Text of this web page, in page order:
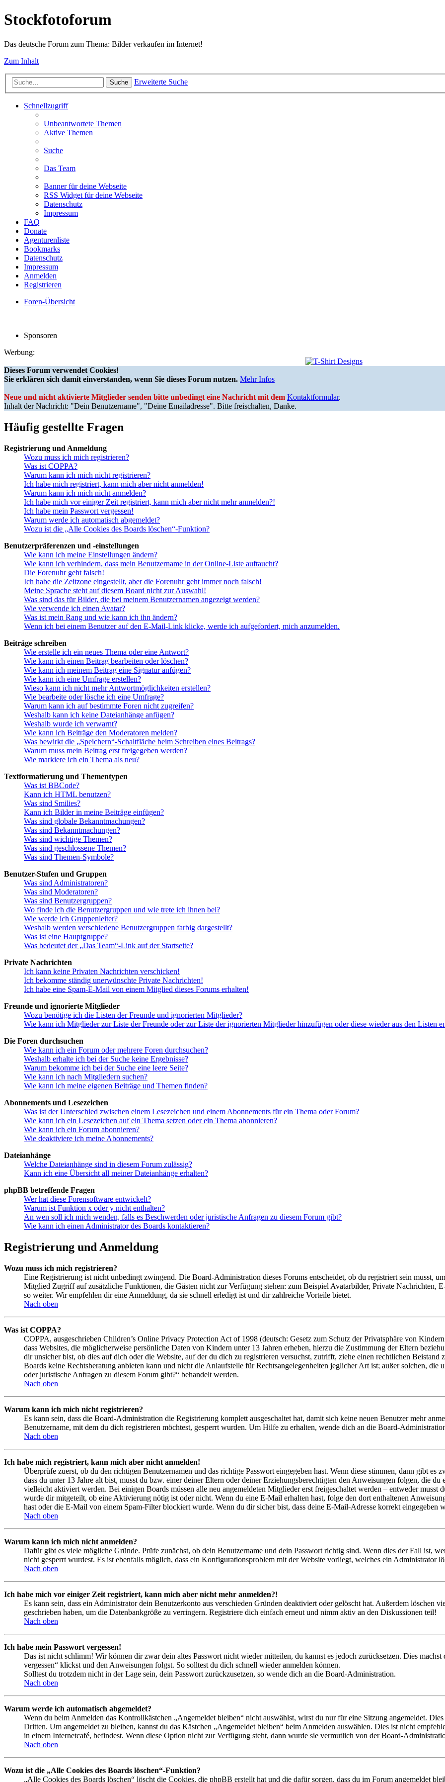
Stockfotoforum
Das deutsche Forum zum Thema: Bilder verkaufen im Internet!
Zum Inhalt
Suche Erweiterte Suche
Schnellzugriff
Unbeantwortete Themen
Aktive Themen
Suche
Das Team
Banner für deine Webseite
RSS Widget für deine Webseite
Datenschutz
Impressum
FAQ
Donate
Agenturenliste
Bookmarks
Datenschutz
Impressum
Anmelden
Registrieren
Foren-Übersicht
Sponsoren
Werbung:
Dieses Forum verwendet Cookies!
Sie erklären sich damit einverstanden, wenn Sie dieses Forum nutzen. Mehr Infos
Neue und nicht aktivierte Mitglieder senden bitte unbedingt eine Nachricht mit dem Kontaktformular.
Inhalt der Nachricht: "Dein Benutzername", "Deine Emailadresse". Bitte freischalten, Danke.
Häufig gestellte Fragen
Registrierung und Anmeldung
Wozu muss ich mich registrieren?
Was ist COPPA?
Warum kann ich mich nicht registrieren?
Ich habe mich registriert, kann mich aber nicht anmelden!
Warum kann ich mich nicht anmelden?
Ich habe mich vor einiger Zeit registriert, kann mich aber nicht mehr anmelden?!
Ich habe mein Passwort vergessen!
Warum werde ich automatisch abgemeldet?
Wozu ist die „Alle Cookies des Boards löschen“-Funktion?
Benutzerpräferenzen und -einstellungen
Wie kann ich meine Einstellungen ändern?
Wie kann ich verhindern, dass mein Benutzername in der Online-Liste auftaucht?
Die Forenuhr geht falsch!
Ich habe die Zeitzone eingestellt, aber die Forenuhr geht immer noch falsch!
Meine Sprache steht auf diesem Board nicht zur Auswahl!
Was sind das für Bilder, die bei meinem Benutzernamen angezeigt werden?
Wie verwende ich einen Avatar?
Was ist mein Rang und wie kann ich ihn ändern?
Wenn ich bei einem Benutzer auf den E-Mail-Link klicke, werde ich aufgefordert, mich anzumelden.
Beiträge schreiben
Wie erstelle ich ein neues Thema oder eine Antwort?
Wie kann ich einen Beitrag bearbeiten oder löschen?
Wie kann ich meinem Beitrag eine Signatur anfügen?
Wie kann ich eine Umfrage erstellen?
Wieso kann ich nicht mehr Antwortmöglichkeiten erstellen?
Wie bearbeite oder lösche ich eine Umfrage?
Warum kann ich auf bestimmte Foren nicht zugreifen?
Weshalb kann ich keine Dateianhänge anfügen?
Weshalb wurde ich verwarnt?
Wie kann ich Beiträge den Moderatoren melden?
Was bewirkt die „Speichern“-Schaltfläche beim Schreiben eines Beitrags?
Warum muss mein Beitrag erst freigegeben werden?
Wie markiere ich ein Thema als neu?
Textformatierung und Thementypen
Was ist BBCode?
Kann ich HTML benutzen?
Was sind Smilies?
Kann ich Bilder in meine Beiträge einfügen?
Was sind globale Bekanntmachungen?
Was sind Bekanntmachungen?
Was sind wichtige Themen?
Was sind geschlossene Themen?
Was sind Themen-Symbole?
Benutzer-Stufen und Gruppen
Was sind Administratoren?
Was sind Moderatoren?
Was sind Benutzergruppen?
Wo finde ich die Benutzergruppen und wie trete ich ihnen bei?
Wie werde ich Gruppenleiter?
Weshalb werden verschiedene Benutzergruppen farbig dargestellt?
Was ist eine Hauptgruppe?
Was bedeutet der „Das Team“-Link auf der Startseite?
Private Nachrichten
Ich kann keine Privaten Nachrichten verschicken!
Ich bekomme ständig unerwünschte Private Nachrichten!
Ich habe eine Spam-E-Mail von einem Mitglied dieses Forums erhalten!
Freunde und ignorierte Mitglieder
Wozu benötige ich die Listen der Freunde und ignorierten Mitglieder?
Wie kann ich Mitglieder zur Liste der Freunde oder zur Liste der ignorierten Mitglieder hinzufügen oder diese wieder aus den Listen
Die Foren durchsuchen
Wie kann ich ein Forum oder mehrere Foren durchsuchen?
Weshalb erhalte ich bei der Suche keine Ergebnisse?
Warum bekomme ich bei der Suche eine leere Seite?
Wie kann ich nach Mitgliedern suchen?
Wie kann ich meine eigenen Beiträge und Themen finden?
Abonnements und Lesezeichen
Was ist der Unterschied zwischen einem Lesezeichen und einem Abonnements für ein Thema oder Forum?
Wie kann ich ein Lesezeichen auf ein Thema setzen oder ein Thema abonnieren?
Wie kann ich ein Forum abonnieren?
Wie deaktiviere ich meine Abonnements?
Dateianhänge
Welche Dateianhänge sind in diesem Forum zulässig?
Kann ich eine Übersicht all meiner Dateianhänge erhalten?
phpBB betreffende Fragen
Wer hat diese Forensoftware entwickelt?
Warum ist Funktion x oder y nicht enthalten?
An wen soll ich mich wenden, falls es Beschwerden oder juristische Anfragen zu diesem Forum gibt?
Wie kann ich einen Administrator des Boards kontaktieren?
Registrierung und Anmeldung
Wozu muss ich mich registrieren?
Eine Registrierung ist nicht unbedingt zwingend. Die Board-Administration dieses Forums entscheidet, ob du registriert sein musst,
Mitglied Zugriff auf zusätzliche Funktionen, die Gästen nicht zur Verfügung stehen: zum Beispiel Avatarbilder, Private Nachrichten,
so weiter. Wir empfehlen dir eine Anmeldung, da sie schnell erledigt ist und dir zahlreiche Vorteile bietet.
Nach oben
Was ist COPPA?
COPPA, ausgeschrieben Children’s Online Privacy Protection Act of 1998 (deutsch: Gesetz zum Schutz der Privatsphäre von
dass Websites, die möglicherweise persönliche Daten von Kindern unter 13 Jahren erheben, hierzu die Zustimmung der Eltern
dir unsicher bist, ob dies auf dich oder die Website, auf der du dich zu registrieren versuchst, zutrifft, ziehe einen rechtlichen
Boards keine Rechtsberatung anbieten kann und nicht die Anlaufstelle für Rechtsangelegenheiten jeglicher Art ist; außer solchen,
oder juristische Anfragen zu diesem Forum gibt?“ behandelt werden.
Nach oben
Warum kann ich mich nicht registrieren?
Es kann sein, dass die Board-Administration die Registrierung komplett ausgeschaltet hat, damit sich keine neuen Benutzer mehr
Benutzername, mit dem du dich registrieren möchtest, gesperrt wurden. Um Hilfe zu erhalten, wende dich an die Board-
Nach oben
Ich habe mich registriert, kann mich aber nicht anmelden!
Überprüfe zuerst, ob du den richtigen Benutzernamen und das richtige Passwort eingegeben hast. Wenn diese stimmen, dann gibt es
dass du unter 13 Jahre alt bist, musst du bzw. einer deiner Eltern oder deiner Erziehungsberechtigten den Anweisungen folgen, die
vielleicht aktiviert werden. Bei einigen Boards müssen alle neu angemeldeten Mitglieder erst freigeschaltet werden – entweder musst
wurde dir mitgeteilt, ob eine Aktivierung nötig ist oder nicht. Wenn du eine E-Mail erhalten hast, folge den dort enthaltenen
hast oder die E-Mail von einem Spam-Filter blockiert wurde. Wenn du dir sicher bist, dass deine E-Mail-Adresse korrekt eingegeben
Nach oben
Warum kann ich mich nicht anmelden?
Dafür gibt es viele mögliche Gründe. Prüfe zunächst, ob dein Benutzername und dein Passwort richtig sind. Wenn dies der Fall ist,
nicht gesperrt wurdest. Es ist ebenfalls möglich, dass ein Konfigurationsproblem mit der Website vorliegt, welches ein Administrator
Nach oben
Ich habe mich vor einiger Zeit registriert, kann mich aber nicht mehr anmelden?!
Es kann sein, dass ein Administrator dein Benutzerkonto aus verschieden Gründen deaktiviert oder gelöscht hat. Außerdem löschen
geschrieben haben, um die Datenbankgröße zu verringern. Registriere dich einfach erneut und nimm aktiv an den Diskussionen teil!
Nach oben
Ich habe mein Passwort vergessen!
Das ist nicht schlimm! Wir können dir zwar dein altes Passwort nicht wieder mitteilen, du kannst es jedoch zurücksetzen. Dies
vergessen“ klickst und den Anweisungen folgst. So solltest du dich schnell wieder anmelden können.
Solltest du trotzdem nicht in der Lage sein, dein Passwort zurückzusetzen, so wende dich an die Board-Administration.
Nach oben
Warum werde ich automatisch abgemeldet?
Wenn du beim Anmelden das Kontrollkästchen „Angemeldet bleiben“ nicht auswählst, wirst du nur für eine Sitzung angemeldet.
Dritten. Um angemeldet zu bleiben, kannst du das Kästchen „Angemeldet bleiben“ beim Anmelden auswählen. Dies ist nicht
in einem Internetcafé, befindest. Wenn diese Option nicht zur Verfügung steht, dann wurde sie vermutlich von der Board-
Nach oben
Wozu ist die „Alle Cookies des Boards löschen“-Funktion?
„Alle Cookies des Boards löschen“ löscht die Cookies, die phpBB erstellt hat und die dafür sorgen, dass du im Forum angemeldet